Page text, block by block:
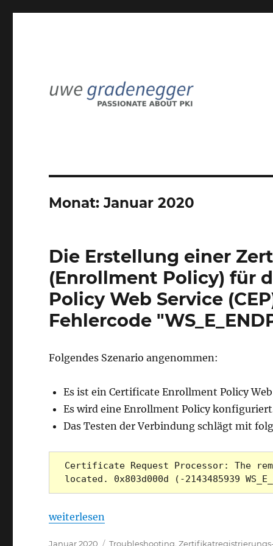
Monat:Januar 2020
Die Erstellung einer
(Enrollment Policy) für
Policy Web Service
Fehlercode
Folgendes Szenario angenommen:
Es ist ein Certificate Enrollment Policy
Es wird eine Enrollment Policy
Das Testen der Verbindung schlägt mit
Certificate Request Processor: The
located. 0x803d000d (-2143485939
„Die Erstellung einer
weiterlesen
Veröffentlicht
Januar 2020 Kategorien
Troubleshooting ,